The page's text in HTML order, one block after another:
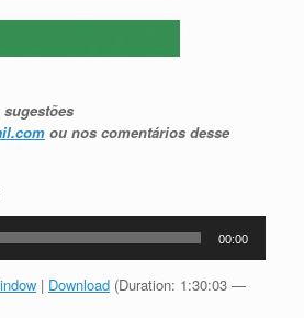
ou nos comentários desse
00:00
| Download (Duration: 1:30:03 —